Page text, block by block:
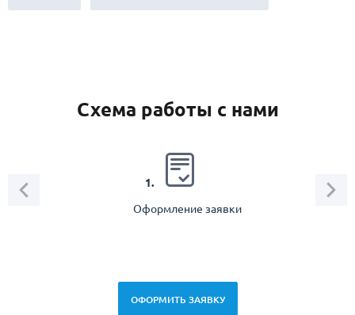
Схема работы с нами
1.
Оформление заявки
ОФОРМИТЬ ЗАЯВКУ